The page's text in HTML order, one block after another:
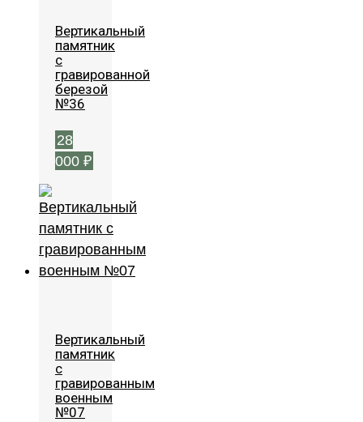
Вертикальный
памятник
с
гравированной
березой
№36
28
000 ₽
Вертикальный
памятник
с
гравированным
военным
№07